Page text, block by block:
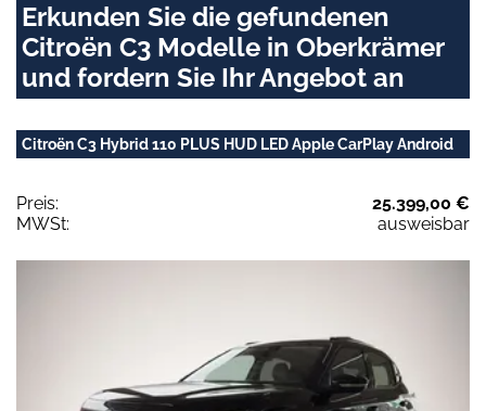
Erkunden Sie die gefundenen
Citroën C3 Modelle in Oberkrämer
und fordern Sie Ihr Angebot an
Citroën C3 Hybrid 110 PLUS HUD LED Apple CarPlay Android
Preis:
25.399,00 €
MWSt:
ausweisbar